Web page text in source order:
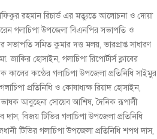
রহমান রিচার্ড এর মত্যুতে আলোচনা ও দোয়া
গলাচিপা উপজেলা বিএনপির সভাপতি ও
সভাপতি সমিত কুমার দত্ত মলয়, ভারপ্রাপ্ত সাধারণ
হোসাইন, গলাচিপা রিপোর্টার্স ক্লাবের
কালের কন্ঠের গলাচিপা উপজেলা প্রতিনিধি সাইমুর
প্রতিনিধি ও কোষাধ্যক্ষ রিয়াদ হোসাইন,
প্রভাষক আবুহেনা সোয়েব আশিষ, দৈনিক রূপালী
দাস, বিজয় টিভির গলাচিপা উপজেলা প্রতিনিধি
টিভির গলাচিপা উপজেলা প্রতিনিধি শপথ দাস,